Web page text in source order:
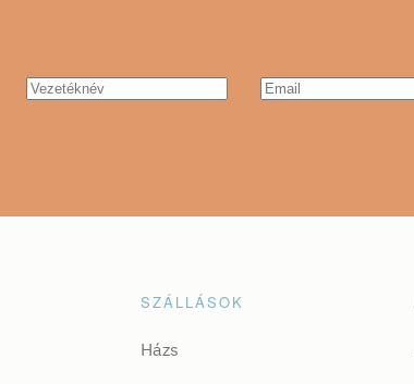
SZÁLLÁSOK
Házs